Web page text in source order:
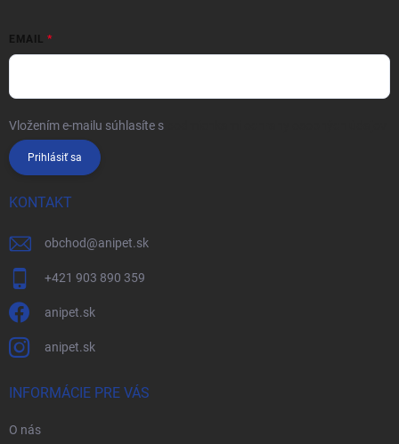
EMAIL
Vložením e-mailu súhlasíte s
Prihlásiť sa
KONTAKT
obchod@anipet.sk
+421 903 890 359
anipet.sk
anipet.sk
INFORMÁCIE PRE VÁS
O nás